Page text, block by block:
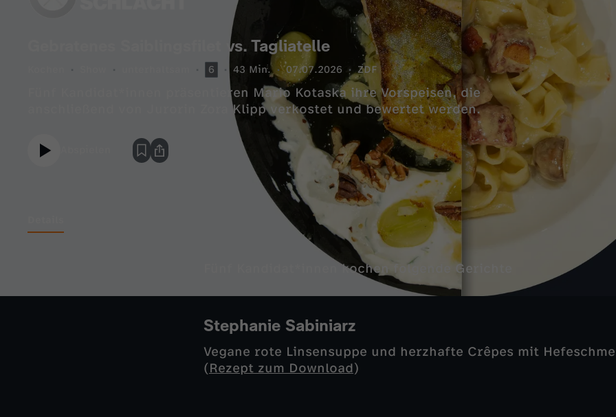
Gebratenes Saiblingsfilet vs. Tagliatelle
6 43 Min. 07.07.2026 ZDF
Fünf Kandidat*innen präsentieren Mario Kotaska ihre Vorspeisen, die
anschließend von Jurorin Zora Klipp verkostet und bewertet werden.
Fünf Kandidat*innen kochen folgende Gerichte
Stephanie Sabiniarz
Vegane rote Linsensuppe und herzhafte Crêpes mit
(Rezept zum Download)